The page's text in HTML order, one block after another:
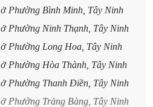
Phường Bình Minh, Tây Ninh
Phường Ninh Thạnh, Tây Ninh
Phường Long Hoa, Tây Ninh
Phường Hòa Thành, Tây Ninh
Phường Thanh Điền, Tây Ninh
Phường Trảng Bàng, Tây Ninh